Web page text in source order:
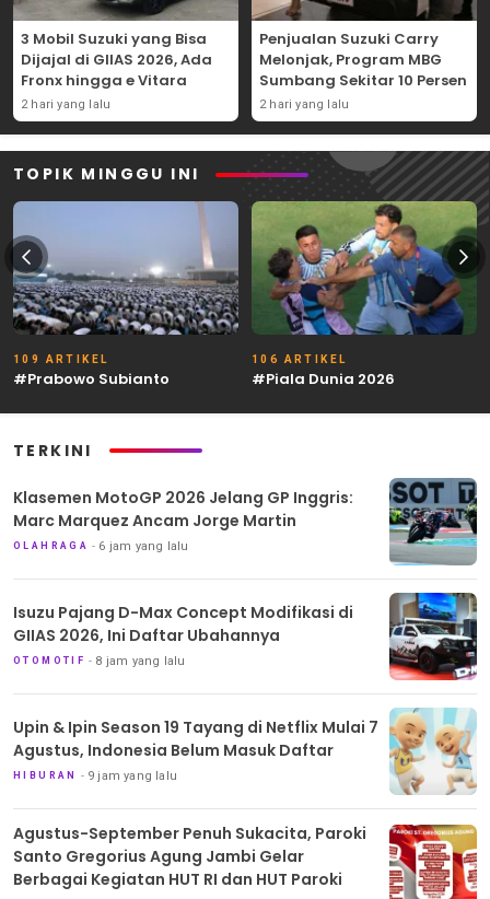
3 Mobil Suzuki yang Bisa
Dijajal di GIIAS 2026, Ada
Fronx hingga e Vitara
2 hari yang lalu
Penjualan Suzuki Carry
Melonjak, Program MBG
Sumbang Sekitar 10 Persen
2 hari yang lalu
TOPIK MINGGU INI
109 ARTIKEL
#Prabowo Subianto
106 ARTIKEL
#Piala Dunia 2026
TERKINI
Klasemen MotoGP 2026 Jelang GP Inggris:
Marc Marquez Ancam Jorge Martin
OLAHRAGA 6 jam yang lalu
Isuzu Pajang D-Max Concept Modifikasi di
GIIAS 2026, Ini Daftar Ubahannya
OTOMOTIF 8 jam yang lalu
Upin & Ipin Season 19 Tayang di Netflix Mulai 7
Agustus, Indonesia Belum Masuk Daftar
HIBURAN 9 jam yang lalu
Agustus-September Penuh Sukacita, Paroki
Santo Gregorius Agung Jambi Gelar
Berbagai Kegiatan HUT RI dan HUT Paroki